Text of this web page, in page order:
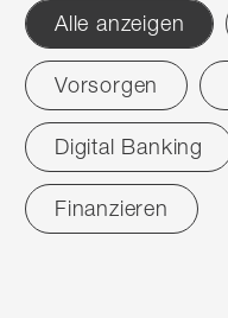
FilterAlle anzeigen
Vorsorgen
Digital Banking
Finanzieren